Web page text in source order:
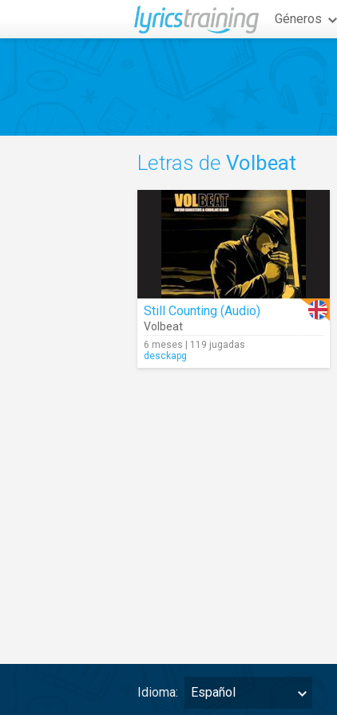
Géneros
Letras de Volbeat
Still Counting (Audio)
Volbeat
6 meses | 119 jugadas
desckapg
Idioma: Español